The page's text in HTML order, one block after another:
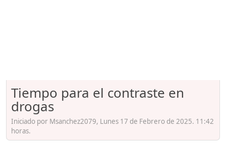
Tiempo para el contraste en
drogas
Iniciado por Msanchez2079, Lunes 17 de Febrero de 2025. 11:42
horas.